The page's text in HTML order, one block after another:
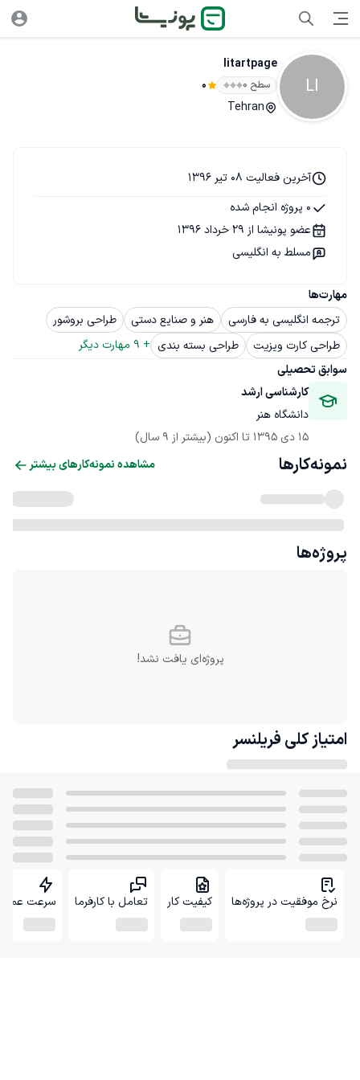
LI
litartpage
سطح ۰ 0
Tehran
مهارت‌ها
ترجمه انگلیسی به فارسی
هنر و صنایع دستی
طراحی بروشور
طراحی کارت ویزیت
طراحی بسته بندی +
9 مهارت دیگر
سوابق تحصیلی
کارشناسی ارشد
دانشگاه هنر
15 دی 1395
تا اکنون (بیشتر از 9 سال)
آخرین فعالیت 08 تیر 1396
0 پروژه انجام شده
عضو پونیشا از 29 خرداد 1396
مسلط به انگلیسی
نمونه‌کارها مشاهده نمونه‌کارهای بیشتر
پروژه‌ها
پروژه‌ای یافت نشد!
امتیاز کلی فریلنسر
نرخ موفقیت در پروژه‌ها کیفیت کار تعامل با کارفرما سرعت عمل